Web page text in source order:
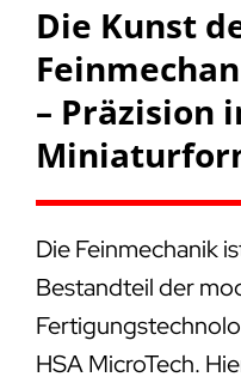
Die Kunst
– Präzision
Die Feinmechanik
Bestandteil der
HSA MicroTech.